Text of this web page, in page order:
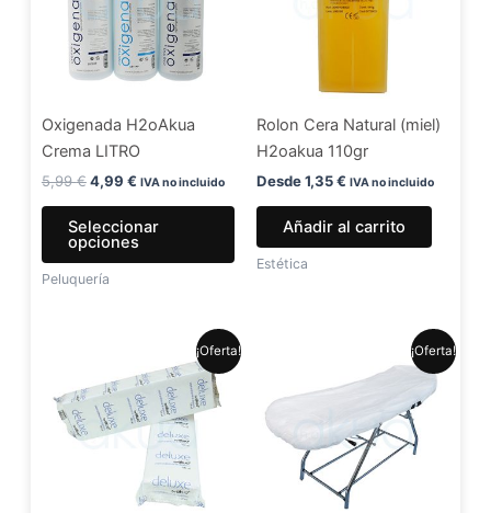
Oxigenada H2oAkua
Crema LITRO
5,99€4,99 € IVA no incluido
Seleccionar
opciones
pueden
elegir
la
página
de
Peluquería
Rolon Cera Natural (miel)
H2oakua 110gr
Desde1,35€ IVA no incluido
Añadir al carrito
Estética
¡Oferta!
original
era:
7,99 €.
actual
es:
6,49 €.
¡Oferta!
original
era:
actual
1,20 €.